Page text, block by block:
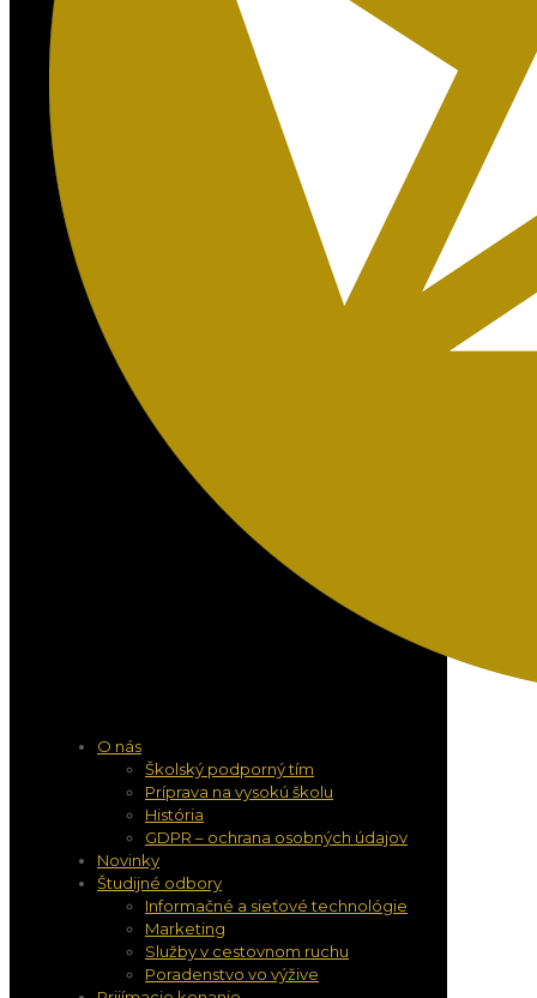
O nás
Školský podporný tím
Príprava na vysokú školu
História
GDPR – ochrana osobných údajov
Novinky
Študijné odbory
Informačné a sieťové technológie
Marketing
Služby v cestovnom ruchu
Poradenstvo vo výžive